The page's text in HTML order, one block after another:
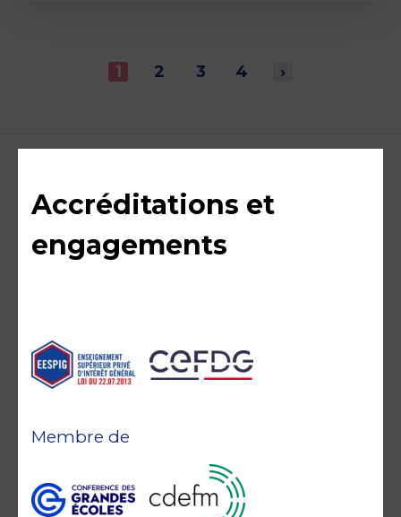
1 2 3 4 ›
Accréditations et
engagements
Membre de